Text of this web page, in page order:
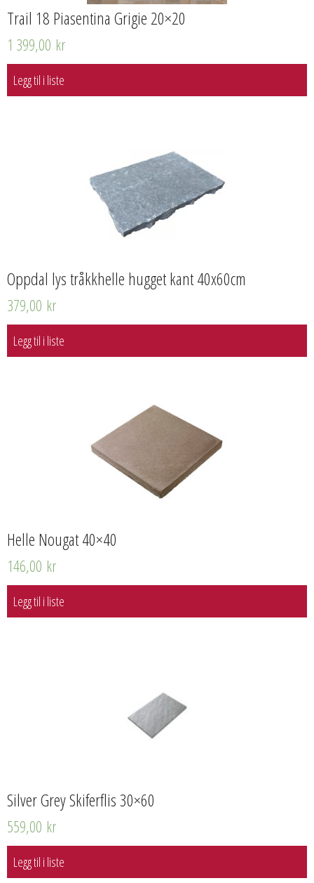
Trail 18 Piasentina Grigie 20×20
1 399,00 kr
Legg til i liste
Oppdal lys tråkkhelle hugget kant 40x60cm
379,00 kr
Legg til i liste
Helle Nougat 40×40
146,00 kr
Legg til i liste
Silver Grey Skiferflis 30×60
559,00 kr
Legg til i liste